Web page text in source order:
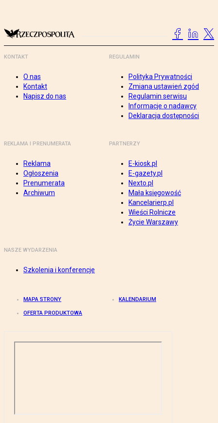
KONTAKT
O nas
Kontakt
Napisz do nas
REGULAMIN
Polityka Prywatności
Zmiana ustawień zgód
Regulamin serwisu
Informacje o nadawcy
Deklaracja dostępności
REKLAMA I PRENUMERATA
Reklama
Ogłoszenia
Prenumerata
Archiwum
PARTNERZY
E-kiosk.pl
E-gazety.pl
Nexto.pl
Mała księgowość
Kancelarierp.pl
Wieści Rolnicze
Życie Warszawy
NASZE WYDARZENIA
Szkolenia i konferencje
MAPA STRONY KALENDARIUM
OFERTA PRODUKTOWA